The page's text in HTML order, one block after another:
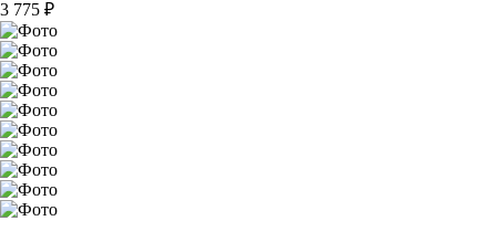
3 775 ₽